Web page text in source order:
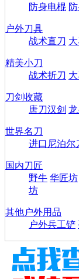
防身电棍
户外刀具
战术直刀
精美小刀
战术折刀
刀剑收藏
唐刀汉剑
世界名刀
进口尼泊尔
国内刀匠
野牛 华匠坊
坊
其他户外用品
户外兵工铲